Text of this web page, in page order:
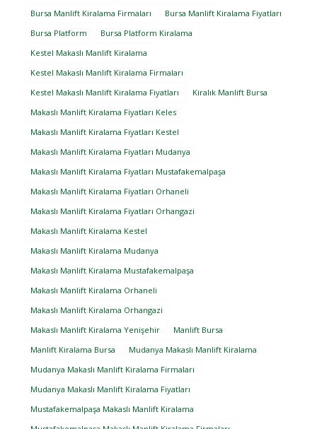
Bursa Manlift Kiralama Firmaları
Bursa Manlift Kiralama Fiyatları
Bursa Platform
Bursa Platform Kiralama
Kestel Makaslı Manlift Kiralama
Kestel Makaslı Manlift Kiralama Firmaları
Kestel Makaslı Manlift Kiralama Fiyatları
Kiralık Manlift Bursa
Makaslı Manlift Kiralama Fiyatları Keles
Makaslı Manlift Kiralama Fiyatları Kestel
Makaslı Manlift Kiralama Fiyatları Mudanya
Makaslı Manlift Kiralama Fiyatları Mustafakemalpaşa
Makaslı Manlift Kiralama Fiyatları Orhaneli
Makaslı Manlift Kiralama Fiyatları Orhangazi
Makaslı Manlift Kiralama Kestel
Makaslı Manlift Kiralama Mudanya
Makaslı Manlift Kiralama Mustafakemalpaşa
Makaslı Manlift Kiralama Orhaneli
Makaslı Manlift Kiralama Orhangazi
Makaslı Manlift Kiralama Yenişehir
Manlift Bursa
Manlift Kiralama Bursa
Mudanya Makaslı Manlift Kiralama
Mudanya Makaslı Manlift Kiralama Firmaları
Mudanya Makaslı Manlift Kiralama Fiyatları
Mustafakemalpaşa Makaslı Manlift Kiralama